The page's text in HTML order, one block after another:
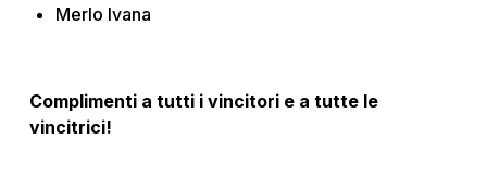
Merlo Ivana
Complimenti a tutti i vincitori e a tutte le
vincitrici!